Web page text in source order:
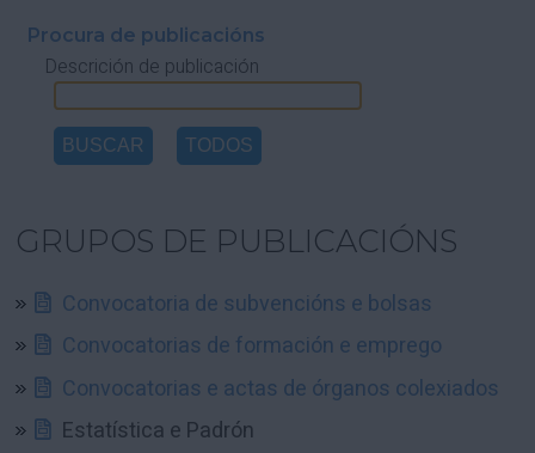
AXUDA
Procura de publicacións
Descrición de publicación
GRUPOS DE PUBLICACIÓNS
Convocatoria de subvencións e bolsas
Convocatorias de formación e emprego
Convocatorias e actas de órganos colexiados
Estatística e Padrón